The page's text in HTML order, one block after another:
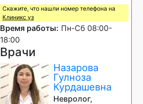
Скажите, что нашли номер телефона на
Клиникс уз
Время работы: Пн-Сб 08:00-
18:00
Врачи
Назарова
Гулноза
Курдашевна
Невролог,